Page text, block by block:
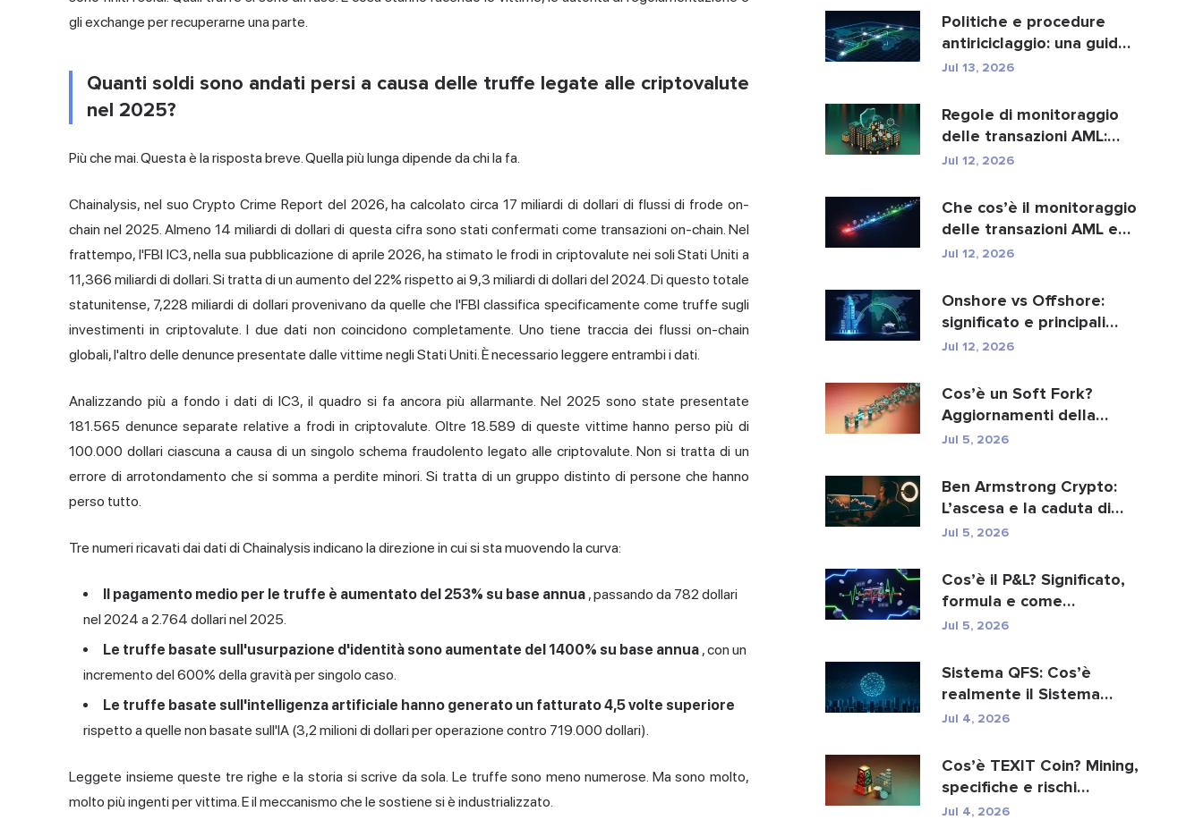
gli exchange per recuperarne una parte.
Quanti soldi sono andati persi a causa delle truffe legate alle criptovalute
nel 2025?
Più che mai. Questa è la risposta breve. Quella più lunga dipende da chi la fa.
Chainalysis, nel suo Crypto Crime Report del 2026, ha calcolato circa 17 miliardi di dollari di flussi di frode on-
chain nel 2025. Almeno 14 miliardi di dollari di questa cifra sono stati confermati come transazioni on-chain. Nel
frattempo, l'FBI IC3, nella sua pubblicazione di aprile 2026, ha stimato le frodi in criptovalute nei soli Stati Uniti a
11,366 miliardi di dollari. Si tratta di un aumento del 22% rispetto ai 9,3 miliardi di dollari del 2024. Di questo totale
statunitense, 7,228 miliardi di dollari provenivano da quelle che l'FBI classifica specificamente come truffe sugli
investimenti in criptovalute. I due dati non coincidono completamente. Uno tiene traccia dei flussi on-chain
globali, l'altro delle denunce presentate dalle vittime negli Stati Uniti. È necessario leggere entrambi i dati.
Analizzando più a fondo i dati di IC3, il quadro si fa ancora più allarmante. Nel 2025 sono state presentate
181.565 denunce separate relative a frodi in criptovalute. Oltre 18.589 di queste vittime hanno perso più di
100.000 dollari ciascuna a causa di un singolo schema fraudolento legato alle criptovalute. Non si tratta di un
errore di arrotondamento che si somma a perdite minori. Si tratta di un gruppo distinto di persone che hanno
perso tutto.
Tre numeri ricavati dai dati di Chainalysis indicano la direzione in cui si sta muovendo la curva:
Il pagamento medio per le truffe è aumentato del 253% su base annua , passando da 782 dollari
nel 2024 a 2.764 dollari nel 2025.
Le truffe basate sull'usurpazione d'identità sono aumentate del 1400% su base annua , con un
incremento del 600% della gravità per singolo caso.
Le truffe basate sull'intelligenza artificiale hanno generato un fatturato 4,5 volte superiore
rispetto a quelle non basate sull'IA (3,2 milioni di dollari per operazione contro 719.000 dollari).
Leggete insieme queste tre righe e la storia si scrive da sola. Le truffe sono meno numerose. Ma sono molto,
molto più ingenti per vittima. E il meccanismo che le sostiene si è industrializzato.
Politiche e procedure
antiriciclaggio: una guida
completa alla con...
Jul 13, 2026
Regole di monitoraggio
delle transazioni AML:
come individuano i r...
Jul 12, 2026
Che cos’è il monitoraggio
delle transazioni AML e
come funziona?
Jul 12, 2026
Onshore vs Offshore:
significato e principali
differenze spiegate
Jul 12, 2026
Cos’è un Soft Fork?
Aggiornamenti della
blockchain spiegati
Jul 5, 2026
Ben Armstrong Crypto:
L’ascesa e la caduta di
BitBoy
Jul 5, 2026
Cos’è il P&L? Significato,
formula e come
calcolarlo.
Jul 5, 2026
Sistema QFS: Cos’è
realmente il Sistema
Finanziario Quantistico...
Jul 4, 2026
Cos’è TEXIT Coin? Mining,
specifiche e rischi
normativi di TXC.
Jul 4, 2026